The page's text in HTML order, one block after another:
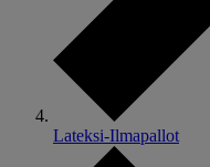
Lateksi-Ilmapallot